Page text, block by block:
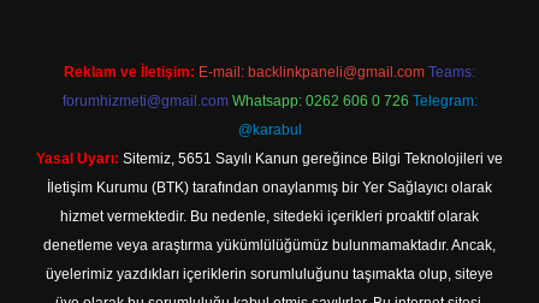
Reklam ve İletişim: E-mail: backlinkpaneli@gmail.com Teams:
forumhizmeti@gmail.com Whatsapp: 0262 606 0 726 Telegram:
@karabul
Yasal Uyarı: Sitemiz, 5651 Sayılı Kanun gereğince Bilgi Teknolojileri ve
İletişim Kurumu (BTK) tarafından onaylanmış bir Yer Sağlayıcı olarak
hizmet vermektedir. Bu nedenle, sitedeki içerikleri proaktif olarak
denetleme veya araştırma yükümlülüğümüz bulunmamaktadır. Ancak,
üyelerimiz yazdıkları içeriklerin sorumluluğunu taşımakta olup, siteye